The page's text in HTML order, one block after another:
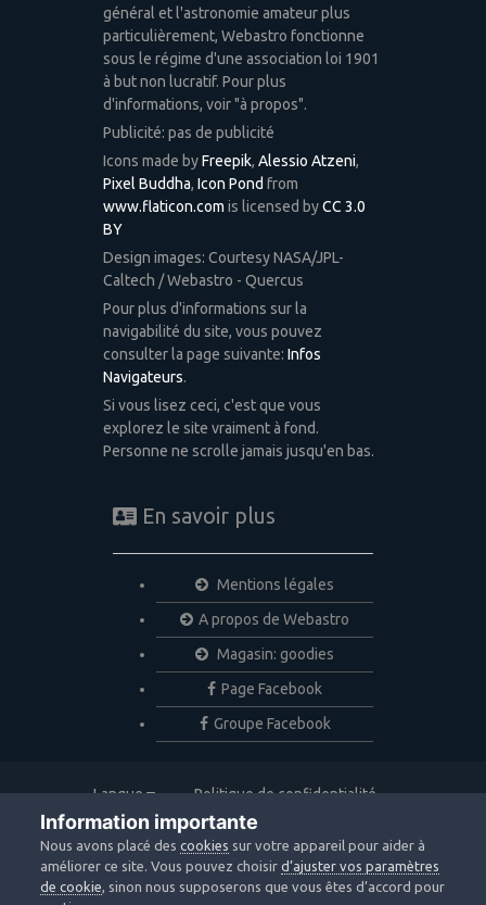
général et l'astronomie amateur plus
particulièrement, Webastro fonctionne
sous le régime d'une association loi 1901
à but non lucratif. Pour plus
d'informations, voir "à propos".
Publicité: pas de publicité
Icons made byFreepik, Alessio Atzeni,
Pixel Buddha, Icon Pond from
www.flaticon.com is licensed byCC 3.0
BY
Design images: Courtesy NASA/JPL-
Caltech / Webastro - Quercus
Pour plus d'informations sur la
navigabilité du site, vous pouvez
consulter la page suivante: Infos
Navigateurs.
Si vous lisez ceci, c'est que vous
explorez le site vraiment à fond.
Personne ne scrolle jamais jusqu'en bas.
En savoir plus
Mentions légales
A propos de Webastro
Magasin: goodies
Page Facebook
Groupe Facebook
Langue
Politique de confidentialité
Nous contacter
Copyright © 2020 Webastro
Powered by Invision Community
Information importante
Nous avons placé descookies sur votre appareil pour aider à
améliorer ce site. Vous pouvez choisird’ajuster vos paramètres
de cookie, sinon nous supposerons que vous êtes d’accord pour